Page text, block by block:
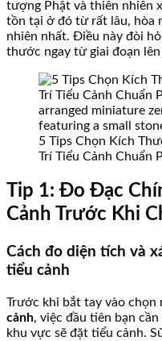
tượng Phật và thiên nhiên
tồn tại ở đó từ rất lâu, hòa
nhiên nhất. Điều này đòi
thước ngay từ giai đoạn
5 Tips Chọn Kích
Trí Tiểu Cảnh Chuẩn
Tip 1: Đo Đạc
Cảnh Trước Khi
Cách đo diện tích và
tiểu cảnh
Trước khi bắt tay vào chọn
cảnh, việc đầu tiên bạn
khu vực sẽ đặt tiểu cảnh.